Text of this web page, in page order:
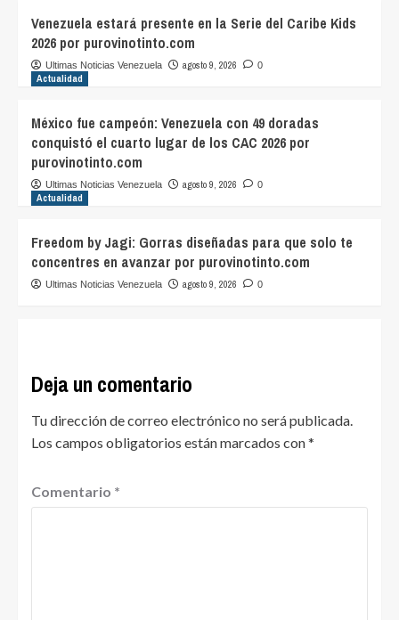
Venezuela estará presente en la Serie del Caribe Kids
2026 por purovinotinto.com
Ultimas Noticias Venezuela agosto 9, 2026 0
Actualidad
México fue campeón: Venezuela con 49 doradas
conquistó el cuarto lugar de los CAC 2026 por
purovinotinto.com
Ultimas Noticias Venezuela agosto 9, 2026 0
Actualidad
Freedom by Jagi: Gorras diseñadas para que solo te
concentres en avanzar por purovinotinto.com
Ultimas Noticias Venezuela agosto 9, 2026 0
Deja un comentario
Tu dirección de correo electrónico no será publicada.
Los campos obligatorios están marcados con*
Comentario *